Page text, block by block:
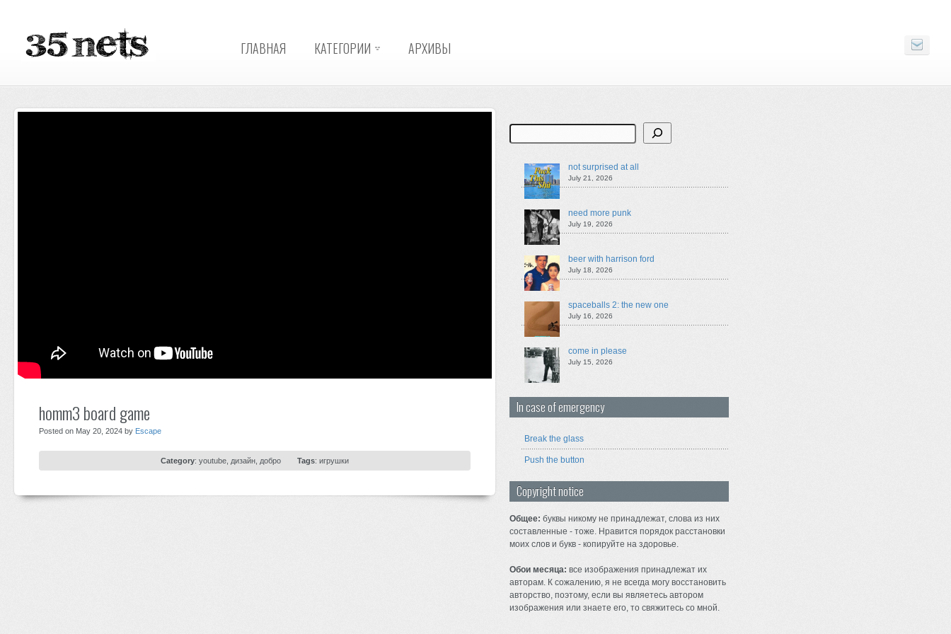
ГЛАВНАЯ КАТЕГОРИИ АРХИВЫ
homm3 board game
Posted on May 20, 2024 by Escape
Category: youtube дизайн добро Tags: игрушки
Search
not surprised at all
July 21, 2026
need more punk
July 19, 2026
beer with harrison ford
July 18, 2026
spaceballs 2: the new one
July 16, 2026
come in please
July 15, 2026
In case of emergency
Break the glass
Push the button
Copyright notice
Общее: буквы никому не принадлежат, слова из них
составленные - тоже. Нравится порядок расстановки
моих слов и букв - копируйте на здоровье.
Обои месяца: все изображения принадлежат их
авторам. К сожалению, я не всегда могу восстановить
авторство, поэтому, если вы являетесь автором
изображения или знаете его, то свяжитесь со мной.